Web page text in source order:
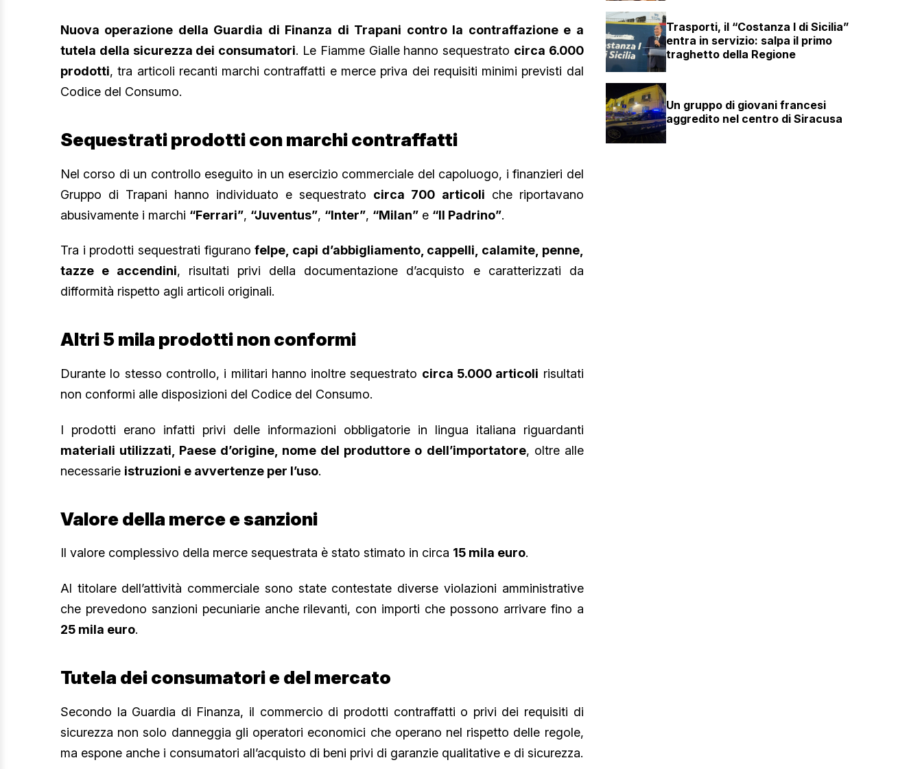
Nuova operazione della Guardia di Finanza di Trapani contro la contraffazione e a
tutela della sicurezza dei consumatori. Le Fiamme Gialle hanno sequestrato circa 6.000
prodotti, tra articoli recanti marchi contraffatti e merce priva dei requisiti minimi previsti dal
Codice del Consumo.
Sequestrati prodotti con marchi contraffatti
Nel corso di un controllo eseguito in un esercizio commerciale del capoluogo, i finanzieri del
Gruppo di Trapani hanno individuato e sequestrato circa 700 articoli che riportavano
abusivamente i marchi “Ferrari”, “Juventus”, “Inter”, “Milan” e “Il Padrino”.
Tra i prodotti sequestrati figuranofelpe, capi d’abbigliamento, cappelli, calamite, penne,
tazze e accendini, risultati privi della documentazione d’acquisto e caratterizzati da
difformità rispetto agli articoli originali.
Altri 5 mila prodotti non conformi
Durante lo stesso controllo, i militari hanno inoltre sequestrato circa 5.000 articoli risultati
non conformi alle disposizioni del Codice del Consumo.
I prodotti erano infatti privi delle informazioni obbligatorie in lingua italiana riguardanti
materiali utilizzati, Paese d’origine, nome del produttore o dell’importatore, oltre alle
necessarie istruzioni e avvertenze per l’uso.
Valore della merce e sanzioni
Il valore complessivo della merce sequestrata è stato stimato in circa 15 mila euro.
Al titolare dell’attività commerciale sono state contestate diverse violazioni amministrative
che prevedono sanzioni pecuniarie anche rilevanti, con importi che possono arrivare fino a
25 mila euro.
Tutela dei consumatori e del mercato
Secondo la Guardia di Finanza, il commercio di prodotti contraffatti o privi dei requisiti di
sicurezza non solo danneggia gli operatori economici che operano nel rispetto delle regole,
ma espone anche i consumatori all’acquisto di beni privi di garanzie qualitative e di sicurezza.
Trasporti, il “Costanza I di Sicilia”
entra in servizio: salpa il primo
traghetto della Regione
Un gruppo di giovani francesi
aggredito nel centro di Siracusa